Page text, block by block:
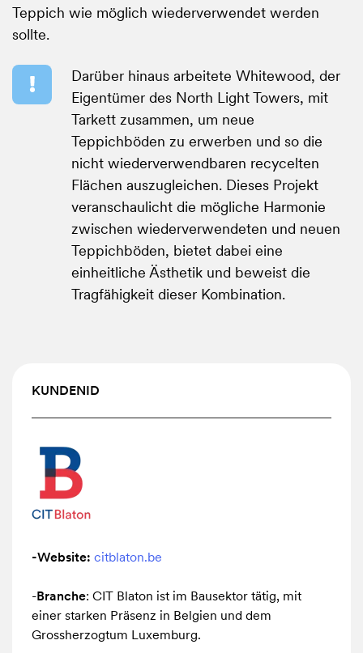
Teppich wie möglich wiederverwendet werden
sollte.
Darüber hinaus arbeitete Whitewood, der
Eigentümer des North Light Towers, mit
Tarkett zusammen, um neue
Teppichböden zu erwerben und so die
nicht wiederverwendbaren recycelten
Flächen auszugleichen. Dieses Projekt
veranschaulicht die mögliche Harmonie
zwischen wiederverwendeten und neuen
Teppichböden, bietet dabei eine
einheitliche Ästhetik und beweist die
Tragfähigkeit dieser Kombination.
Darüber
hinaus
Whitewood,
Eigentümer
erwerben
wiederverwendbaren
Flächen
auszugleichen.
Dieses
KUNDENID
-Website: citblaton.be
-Branche: CIT Blaton ist im Bausektor tätig, mit
einer starken Präsenz in Belgien und dem
Grossherzogtum Luxemburg.